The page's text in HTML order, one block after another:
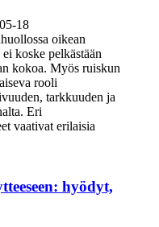
18
oikean
koske pelkästään
kokoa. Myös ruiskun
rooli
tarkkuuden ja
Eri
vaativat erilaisia
hyödyt,